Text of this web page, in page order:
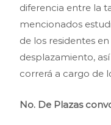
diferencia entre la
mencionados
de los residentes
desplazamiento,
correrá a cargo de
No. De Plazas